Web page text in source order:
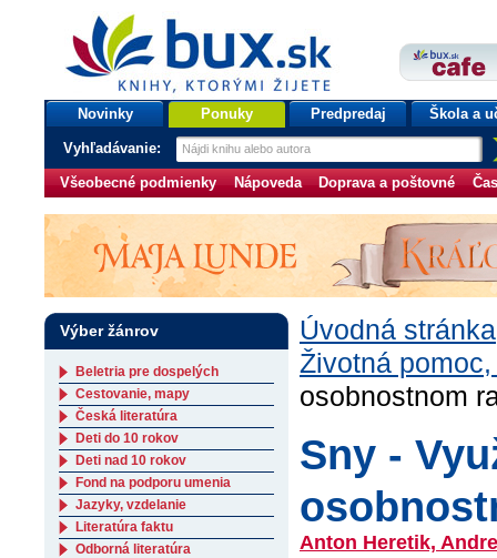
bux.sk
knihy, ktorými žijete
Úvodná stránka
Novinky Ponuky Predpredaj Škola a
Vyhľadávanie:
Všeobecné podmienky Nápoveda Doprava a poštovné
Úvodná stránka
Životná
osobnostnom
Sny -
Anton Heretik,
Výber žánrov
Beletria pre dospelých
Cestovanie, mapy
Česká literatúra
Deti do 10 rokov
Deti nad 10 rokov
Fond na podporu umenia
Jazyky, vzdelanie
Literatúra faktu
Odborná literatúra